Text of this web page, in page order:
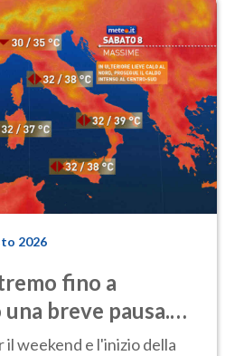
2026
fino a
breve pausa.
weekend e l'inizio della